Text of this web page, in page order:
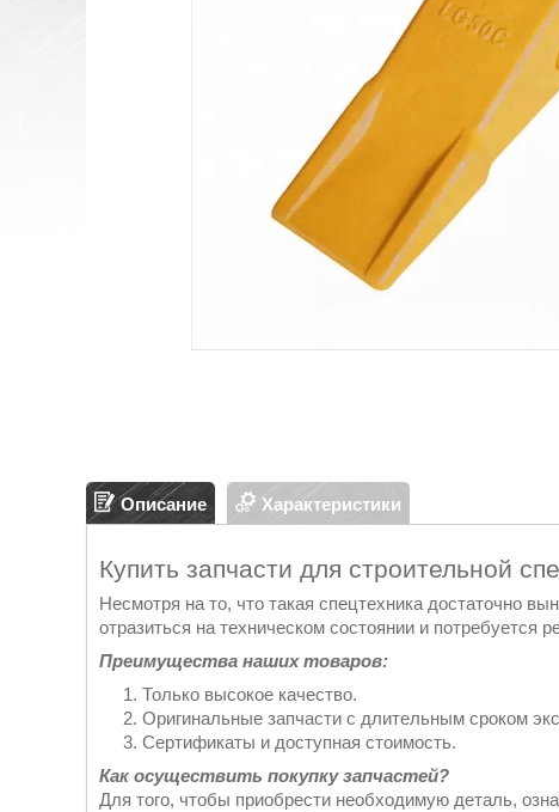
Описание Характеристики
Купить запчасти для строительной
Несмотря на то, что такая спецтехника достаточно
отразиться на техническом состоянии и потребуется
Преимущества наших товаров:
Только высокое качество.
Оригинальные запчасти с длительным сроком
Сертификаты и доступная стоимость.
Как осуществить покупку запчастей?
Для того, чтобы приобрести необходимую деталь,